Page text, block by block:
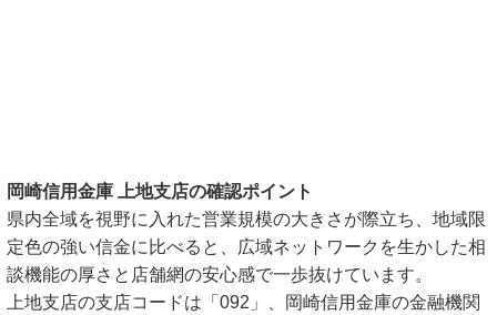
岡崎信用金庫 上地支店の確認ポイント
県内全域を視野に入れた営業規模の大きさが際立ち、地域限
定色の強い信金に比べると、広域ネットワークを生かした相
談機能の厚さと店舗網の安心感で一歩抜けています。
上地支店の支店コードは「092」、岡崎信用金庫の金融機関